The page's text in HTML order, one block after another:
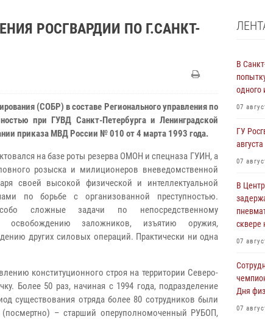
РОСГВАРДИИ ПО Г.САНКТ-
(СОБР) в составе Регионального управления по
при ГУВД Санкт-Петербурга и Ленинградской
приказа МВД России № 010 от 4 марта 1993 года.
на базе роты резерва ОМОН и спецназа ГУИН, а
розыска и милиционеров вневедомственной
своей высокой физической и интеллектуальной
по борьбе с организованной преступностью.
сложные задачи по непосредственному
освобождению заложников, изъятию оружия,
других силовых операций. Практически ни одна
конституционного строя на территории Северо-
Более 50 раз, начиная с 1994 года, подразделение
существования отряда более 80 сотрудников были
– старший оперуполномоченный РУБОП,
В
одного
07
ГУ
августа
07
В
сквере
07
Дня
07